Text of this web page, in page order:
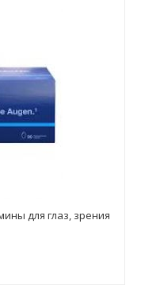
для глаз, зрения